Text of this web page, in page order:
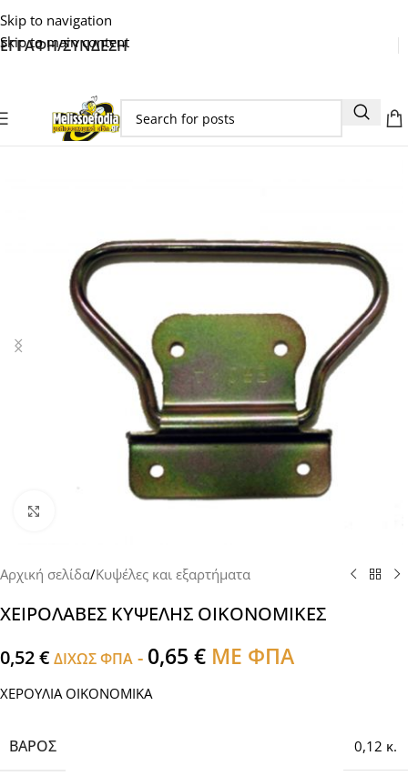
Skip to navigation
Skip to main content
ΕΓΓΑΦΗ/ΣΥΝΔΕΣΗ
Αρχική σελίδα/Κυψέλες και εξαρτήματα
ΧΕΙΡΟΛΑΒΕΣ ΚΥΨΕΛΗΣ ΟΙΚΟΝΟΜΙΚΕΣ
0,52€ ΔΙΧΩΣ ΦΠΑ - 0,65 € ΜΕ ΦΠΑ
ΧΕΡΟΥΛΙΑ ΟΙΚΟΝΟΜΙΚΑ
ΒΆΡΟΣ 0,12 κ.